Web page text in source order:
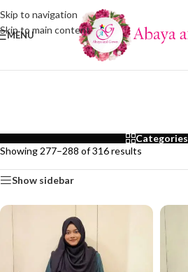
Skip to navigation
Skip to main content
MENU
Categories
Showing 277–288 of 316 results
Show sidebar